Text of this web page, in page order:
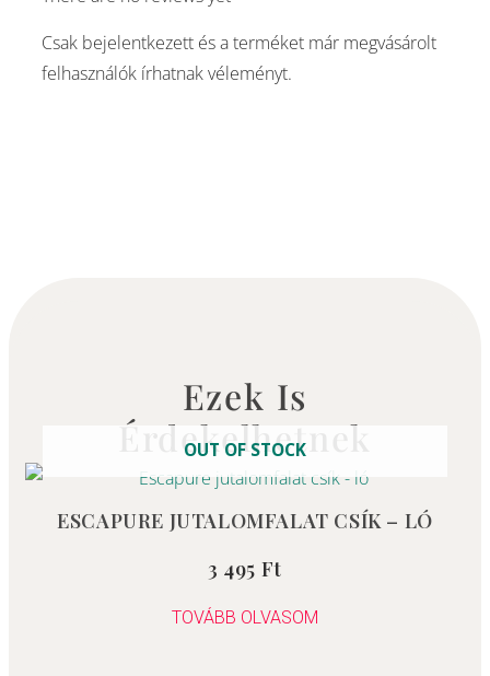
Csak bejelentkezett és a terméket már megvásárolt
felhasználók írhatnak véleményt.
Ezek Is
Érdekelhetnek
OUT OF STOCK
ESCAPURE JUTALOMFALAT CSÍK – LÓ
3 495 Ft
TOVÁBB OLVASOM